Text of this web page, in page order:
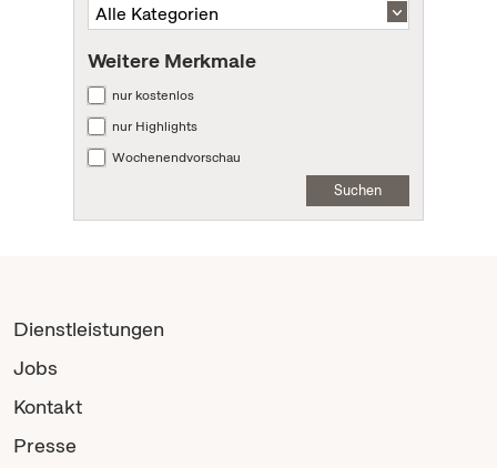
Weitere Merkmale
nur kostenlos
nur Highlights
Wochenendvorschau
Suchen
Dienstleistungen
Jobs
Kontakt
Presse